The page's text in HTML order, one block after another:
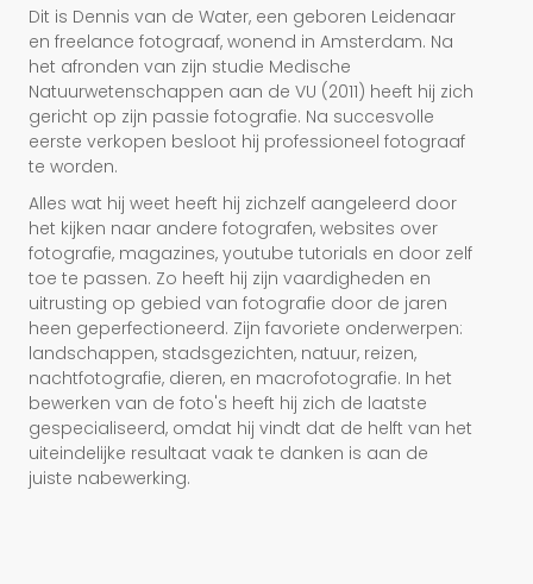
Dit is Dennis van de Water, een geboren Leidenaar
en freelance fotograaf, wonend in Amsterdam. Na
het afronden van zijn studie Medische
Natuurwetenschappen aan de VU (2011) heeft hij zich
gericht op zijn passie fotografie. Na succesvolle
eerste verkopen besloot hij professioneel fotograaf
te worden.
Alles wat hij weet heeft hij zichzelf aangeleerd door
het kijken naar andere fotografen, websites over
fotografie, magazines, youtube tutorials en door zelf
toe te passen. Zo heeft hij zijn vaardigheden en
uitrusting op gebied van fotografie door de jaren
heen geperfectioneerd. Zijn favoriete onderwerpen:
landschappen, stadsgezichten, natuur, reizen,
nachtfotografie, dieren, en macrofotografie. In het
bewerken van de foto's heeft hij zich de laatste
gespecialiseerd, omdat hij vindt dat de helft van het
uiteindelijke resultaat vaak te danken is aan de
juiste nabewerking.